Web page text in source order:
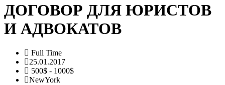
ДОГОВОР ДЛЯ ЮРИСТОВ
И АДВОКАТОВ
Full Time
25.01.2017
500$ - 1000$
NewYork